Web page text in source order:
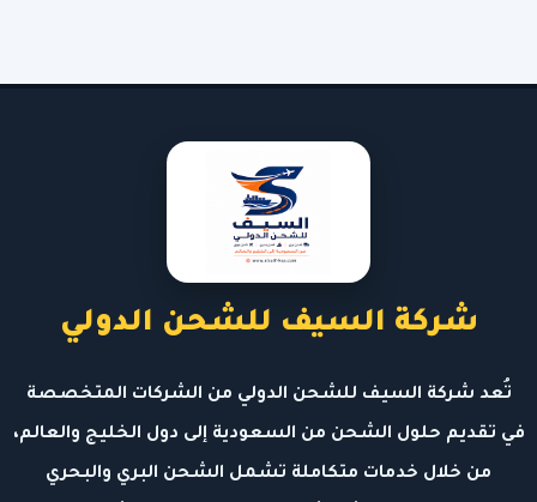
شركة السيف للشحن الدولي
تُعد شركة السيف للشحن الدولي من الشركات المتخصصة
في تقديم حلول الشحن من السعودية إلى دول الخليج والعالم،
من خلال خدمات متكاملة تشمل الشحن البري والبحري